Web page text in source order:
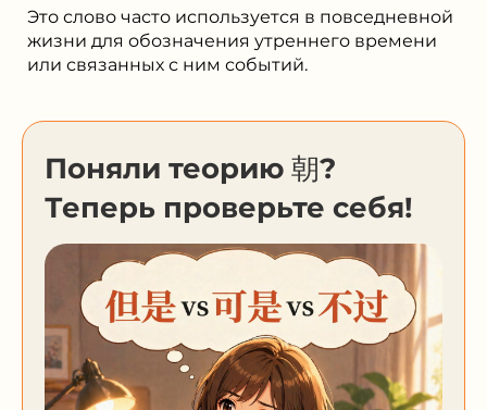
Это слово часто используется в повседневной
жизни для обозначения утреннего времени
или связанных с ним событий.
Поняли теорию 朝?
Теперь проверьте себя!